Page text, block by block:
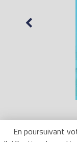
En poursuivant